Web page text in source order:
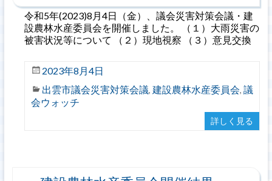
令和5年(2023)8月4日（金）、議会災害対策会議・建
設農林水産委員会を開催しました。 （１）大雨災害の
被害状況等について （２）現地視察 （３）意見交換
2023年8月4日
出雲市議会災害対策会議, 建設農林水産委員会, 議
会ウォッチ
詳しく見る